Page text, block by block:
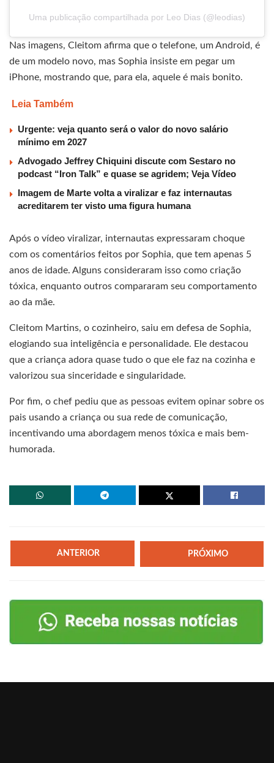
Uma publicação compartilhada por Leo Dias (@leodias)
Nas imagens, Cleitom afirma que o telefone, um Android, é
de um modelo novo, mas Sophia insiste em pegar um
iPhone, mostrando que, para ela, aquele é mais bonito.
Leia Também
Urgente: veja quanto será o valor do novo salário
mínimo em 2027
Advogado Jeffrey Chiquini discute com Sestaro no
podcast “Iron Talk” e quase se agridem; Veja Vídeo
Imagem de Marte volta a viralizar e faz internautas
acreditarem ter visto uma figura humana
Após o vídeo viralizar, internautas expressaram choque
com os comentários feitos por Sophia, que tem apenas 5
anos de idade. Alguns consideraram isso como criação
tóxica, enquanto outros compararam seu comportamento
ao da mãe.
Cleitom Martins, o cozinheiro, saiu em defesa de Sophia,
elogiando sua inteligência e personalidade. Ele destacou
que a criança adora quase tudo o que ele faz na cozinha e
valorizou sua sinceridade e singularidade.
Por fim, o chef pediu que as pessoas evitem opinar sobre os
pais usando a criança ou sua rede de comunicação,
incentivando uma abordagem menos tóxica e mais bem-
humorada.
ANTERIOR PRÓXIMO